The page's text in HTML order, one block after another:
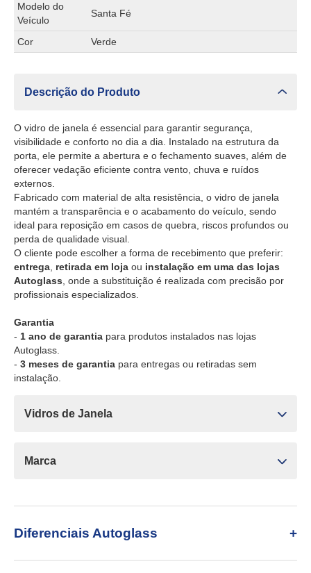
Modelo do
Veículo
Santa Fé
Cor Verde
Descrição do Produto
O vidro de janela é essencial para garantir segurança,
visibilidade e conforto no dia a dia. Instalado na estrutura da
porta, ele permite a abertura e o fechamento suaves, além de
oferecer vedação eficiente contra vento, chuva e ruídos
externos.
Fabricado com material de alta resistência, o vidro de janela
mantém a transparência e o acabamento do veículo, sendo
ideal para reposição em casos de quebra, riscos profundos ou
perda de qualidade visual.
O cliente pode escolher a forma de recebimento que preferir:
entrega retirada em loja ou instalação em uma das lojas
Autoglass , onde a substituição é realizada com precisão por
profissionais especializados.
Garantia
- 1 ano de garantia para produtos instalados nas lojas
Autoglass.
- 3 meses de garantia para entregas ou retiradas sem
instalação.
Vidros de Janela
Marca
Diferenciais Autoglass